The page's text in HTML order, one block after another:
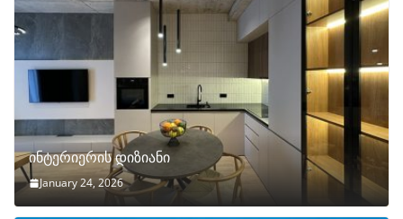
ინტერიერის დიზიანი
January 24, 2026